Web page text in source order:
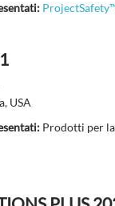
ProjectSafety™
USA
Prodotti per